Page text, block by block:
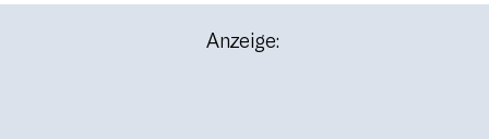
Anzeige: